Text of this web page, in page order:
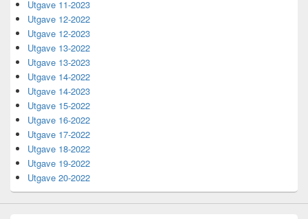
Utgave 11-2023
Utgave 12-2022
Utgave 12-2023
Utgave 13-2022
Utgave 13-2023
Utgave 14-2022
Utgave 14-2023
Utgave 15-2022
Utgave 16-2022
Utgave 17-2022
Utgave 18-2022
Utgave 19-2022
Utgave 20-2022